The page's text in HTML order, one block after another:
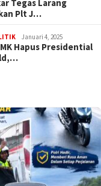
Tegas Larang
Plt J…
Januari 4, 2025
Hapus Presidential